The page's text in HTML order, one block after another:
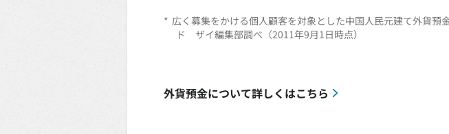
* 広く募集をかける個人顧客を対象とした中国人民元建て外貨
ド ザイ編集部調べ（2011年9月1日時点）
外貨預金について詳しくはこちら